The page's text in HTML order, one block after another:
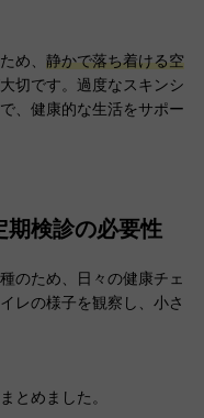
め、 静かで落ち着ける空
切です。過度なスキンシ
、健康的な生活をサポー
期検診の必要性
のため、日々の健康チェ
レの様子を観察し、小さ
とめました。